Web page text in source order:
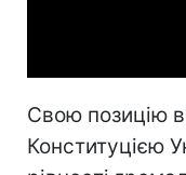
Свою позицію
Конституцією